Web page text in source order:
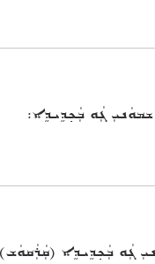
ܓܲܘ ܒܲܟ݂ܕܹܝܕܹܐ:
ܓܲܘ ܒܲܟ݂ܕܹܝܕܹܐ